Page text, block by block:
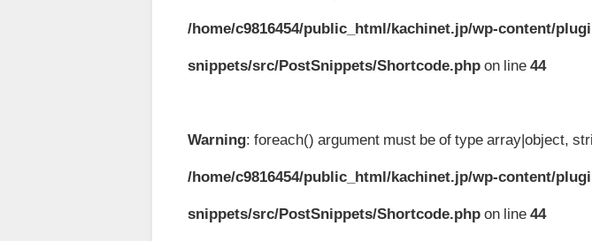
/home/c9816454/public_html/kachinet.jp/wp-content/
snippets/src/PostSnippets/Shortcode.php on line44
Warning: foreach() argument must be of type array|object,
/home/c9816454/public_html/kachinet.jp/wp-content/
snippets/src/PostSnippets/Shortcode.php on line44